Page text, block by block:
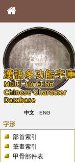
中文 ENG
字形
部首索引
筆畫索引
甲骨部件表